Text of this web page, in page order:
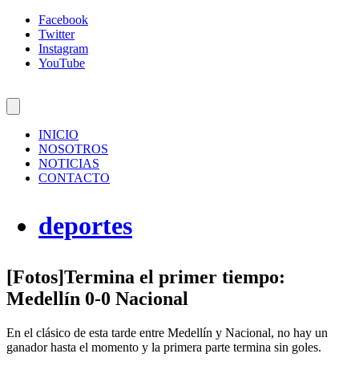
Facebook
Twitter
Instagram
YouTube
INICIO
NOSOTROS
NOTICIAS
CONTACTO
deportes
[Fotos]Termina el primer tiempo:
Medellín 0-0 Nacional
En el clásico de esta tarde entre Medellín y Nacional, no hay un
ganador hasta el momento y la primera parte termina sin goles.